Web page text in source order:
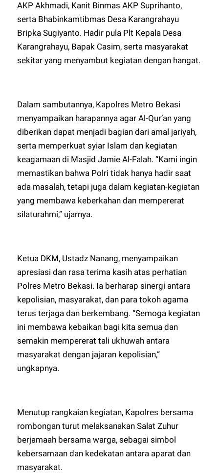
AKP Akhmadi, Kanit Binmas AKP Suprihanto,
serta Bhabinkamtibmas Desa Karangrahayu
Bripka Sugiyanto. Hadir pula Plt Kepala Desa
Karangrahayu, Bapak Casim, serta masyarakat
sekitar yang menyambut kegiatan dengan hangat.
Dalam sambutannya, Kapolres Metro Bekasi
menyampaikan harapannya agar Al-Qur’an yang
diberikan dapat menjadi bagian dari amal jariyah,
serta memperkuat syiar Islam dan kegiatan
keagamaan di Masjid Jamie Al-Falah. “Kami ingin
memastikan bahwa Polri tidak hanya hadir saat
ada masalah, tetapi juga dalam kegiatan-kegiatan
yang membawa keberkahan dan mempererat
silaturahmi,” ujarnya.
Ketua DKM, Ustadz Nanang, menyampaikan
apresiasi dan rasa terima kasih atas perhatian
Polres Metro Bekasi. Ia berharap sinergi antara
kepolisian, masyarakat, dan para tokoh agama
terus terjaga dan berkembang. “Semoga kegiatan
ini membawa kebaikan bagi kita semua dan
semakin mempererat tali ukhuwah antara
masyarakat dengan jajaran kepolisian,”
ungkapnya.
Menutup rangkaian kegiatan, Kapolres bersama
rombongan turut melaksanakan Salat Zuhur
berjamaah bersama warga, sebagai simbol
kebersamaan dan kedekatan antara aparat dan
masyarakat.